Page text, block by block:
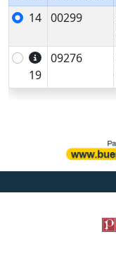
14 00299
19
09276